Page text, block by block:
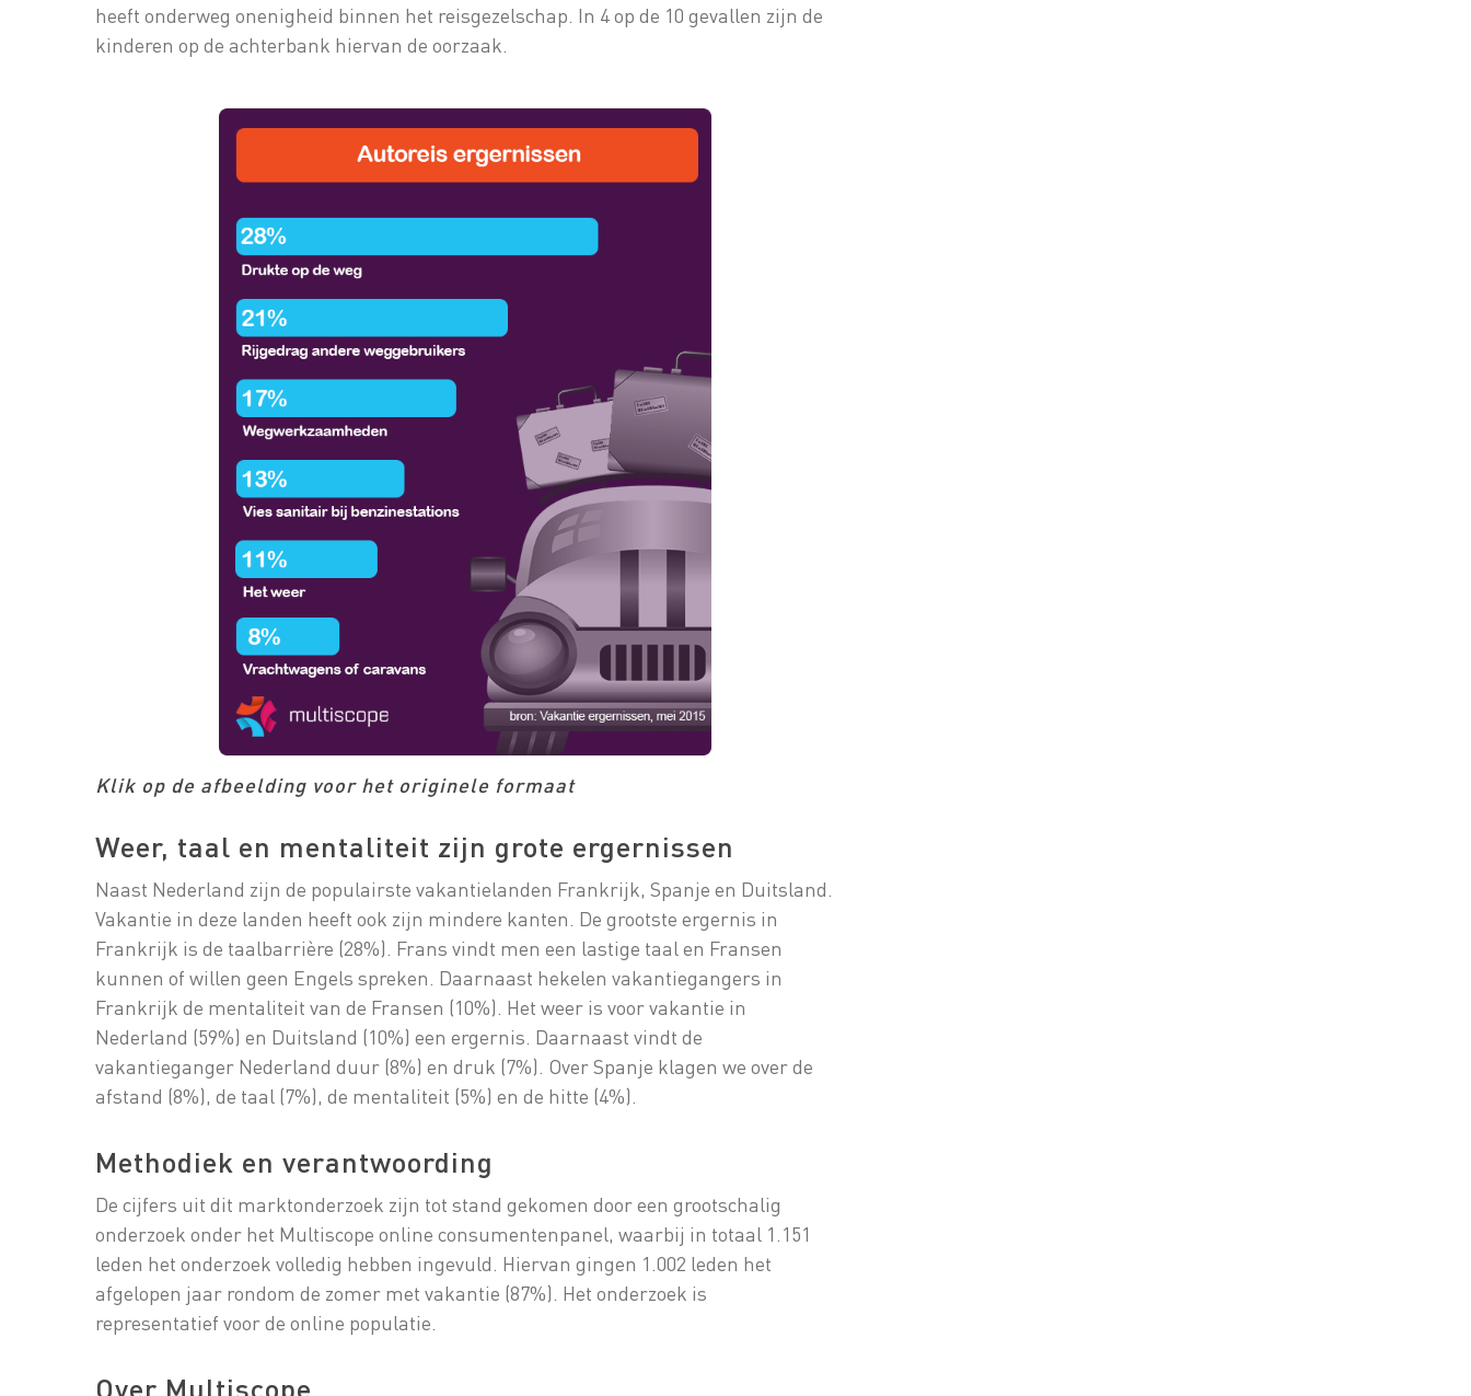
heeft onderweg onenigheid binnen het reisgezelschap. In 4 op de 10 gevallen zijn de
kinderen op de achterbank hiervan de oorzaak.
Klik op de afbeelding voor het originele formaat
Weer, taal en mentaliteit zijn grote ergernissen
Naast Nederland zijn de populairste vakantielanden Frankrijk, Spanje en Duitsland.
Vakantie in deze landen heeft ook zijn mindere kanten. De grootste ergernis in
Frankrijk is de taalbarrière (28%). Frans vindt men een lastige taal en Fransen
kunnen of willen geen Engels spreken. Daarnaast hekelen vakantiegangers in
Frankrijk de mentaliteit van de Fransen (10%). Het weer is voor vakantie in
Nederland (59%) en Duitsland (10%) een ergernis. Daarnaast vindt de
vakantieganger Nederland duur (8%) en druk (7%). Over Spanje klagen we over de
afstand (8%), de taal (7%), de mentaliteit (5%) en de hitte (4%).
Methodiek en verantwoording
De cijfers uit dit marktonderzoek zijn tot stand gekomen door een grootschalig
onderzoek onder het Multiscope online consumentenpanel, waarbij in totaal 1.151
leden het onderzoek volledig hebben ingevuld. Hiervan gingen 1.002 leden het
afgelopen jaar rondom de zomer met vakantie (87%). Het onderzoek is
representatief voor de online populatie.
Over Multiscope